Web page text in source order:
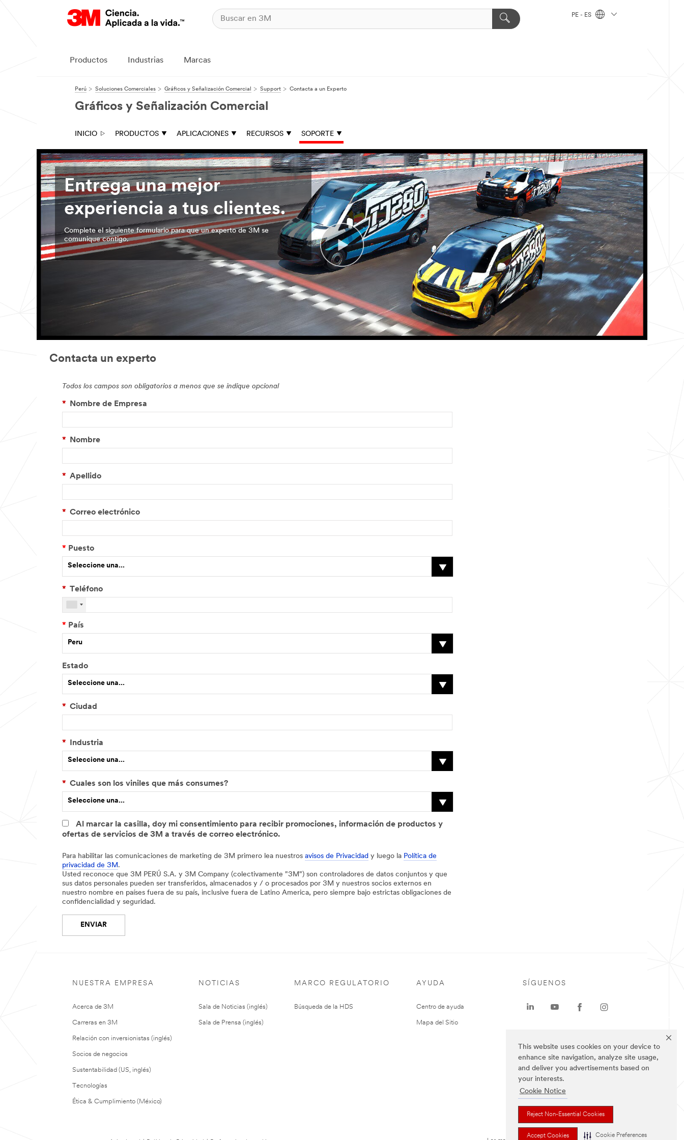
This website uses cookies on your device to
enhance site navigation, analyze site usage,
and deliver you advertisements based on
your interests.
Cookie Notice
Reject Non-Essential Cookies
Accept Cookies Cookie Preferences
PE - ES
Productos Industrias Marcas
Perú Soluciones Comerciales Gráficos y Señalización Comercial Support Contacta a un Experto
Gráficos y Señalización Comercial
INICIO PRODUCTOS APLICACIONES RECURSOS SOPORTE
Entrega una mejor
experiencia a tus clientes.
Complete el siguiente formulario para que un experto de 3M se
comunique contigo.
Contacta un experto
Todos los campos son obligatorios a menos que se indique opcional
* Nombre de Empresa
* Nombre
* Apellido
* Correo electrónico
* Puesto
Seleccione una...
O
o
s
* Teléfono
* País
Peru
Estado
Seleccione una...
* Ciudad
* Industria
Seleccione una...
* Cuales son los viniles que más consumes?
Seleccione una...
Al marcar la casilla, doy mi consentimiento para recibir promociones, información de productos y
ofertas de servicios de 3M a través de correo electrónico.
Para habilitar las comunicaciones de marketing de 3M primero lea nuestros avisos de Privacidad y luego la Política de
privacidad de 3M .
Usted reconoce que 3M PERÚ S.A. y 3M Company (colectivamente "3M") son controladores de datos conjuntos y que
sus datos personales pueden ser transferidos, almacenados y / o procesados por 3M y nuestros socios externos en
nuestro nombre en países fuera de su país, inclusive fuera de Latino America, pero siempre bajo estrictas obligaciones de
confidencialidad y seguridad.
ENVIAR
error
envío.
favor,
formulario
enviado
NUESTRA EMPRESA
Acerca de 3M
Carreras en 3M
Relación con inversionistas (inglés)
Socios de negocios
Sustentabilidad (US, inglés)
Tecnologías
Ética & Cumplimiento (México)
NOTICIAS
Sala de Noticias (inglés)
Sala de Prensa (inglés)
MARCO REGULATORIO
Búsqueda de la HDS
AYUDA
Centro de ayuda
Mapa del Sitio
SÍGUENOS